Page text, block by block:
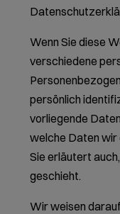
Wenn Sie diese
verschiedene
persönlich
vorliegende
welche Daten wir
Sie erläutert
geschieht.
Wir weisen